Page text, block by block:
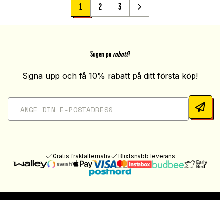
1 2 3
Sugen på rabatt?
Signa upp och få 10% rabatt på ditt första köp!
Gratis fraktalternativ Blixtsnabb leverans